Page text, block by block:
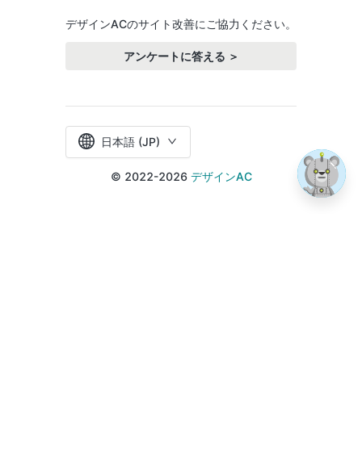
デザインACのサイト改善にご協力ください。
アンケートに答える ＞
日本語 (JP)
© 2022-2026 デザインAC